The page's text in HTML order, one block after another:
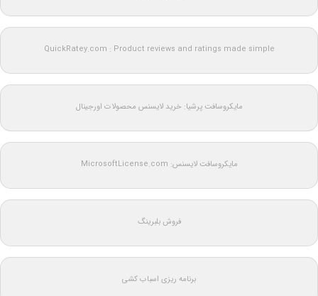
QuickRatey.com : Product reviews and ratings made simple
مایکروسافت پرشیا: خرید لایسنس محصولات اورجینال
مایکروسافت لایسنس: MicrosoftLicense.com
فروش بلبرینگ
برنامه ریزی اسباب کشی